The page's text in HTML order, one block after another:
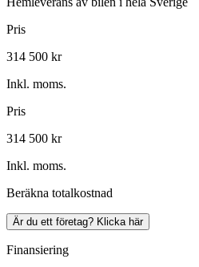
Pris
314 500 kr
Inkl. moms.
Pris
314 500 kr
Inkl. moms.
Beräkna totalkostnad
Är du ett företag? Klicka här
Finansiering